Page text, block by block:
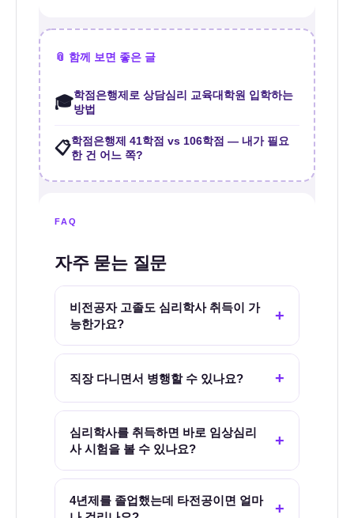
📎 함께 보면 좋은 글
🎓학점은행제로 상담심리 교육대학원 입학하는
방법
📋학점은행제 41학점 vs 106학점 — 내가 필요
한 건 어느 쪽?
FAQ
자주 묻는 질문
비전공자 고졸도 심리학사 취득이 가
능한가요?
+
상이면 별도 입학시험 없이 누구나 등록할
수 있습니다. 단, 고졸 출발 시 이월 학점이
독학사 심리학 과목을 병행하면 기간을 단축
직장 다니면서 병행할 수 있나요? +
을 포함한 모든 과목이 100% 온라인으로 개
청하면 출석이 인정됩니다. 실제 이용자의
상당수가 퇴근 후·주말을 활용하는 직장인
심리학사를 취득하면 바로 임상심리
사 시험을 볼 수 있나요?
+
그것만으로 바로 시험을 보는 것은 아닙니
4년제를 졸업했는데 타전공이면 얼마
+